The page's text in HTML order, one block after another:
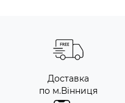
Доставка
по м.Вінниця